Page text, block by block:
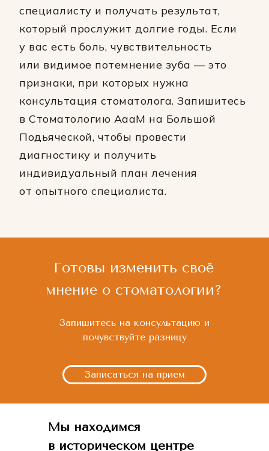
специалисту и получать результат,
который прослужит долгие годы. Если
у вас есть боль, чувствительность
или видимое потемнение зуба — это
признаки, при которых нужна
консультация стоматолога. Запишитесь
в Стоматологию АааМ на Большой
Подьяческой, чтобы провести
диагностику и получить
индивидуальный план лечения
от опытного специалиста.
Готовы изменить своё
мнение о стоматологии?
Запишитесь на консультацию и
почувствуйте разницу
Записаться на прием
Мы находимся
в историческом центре